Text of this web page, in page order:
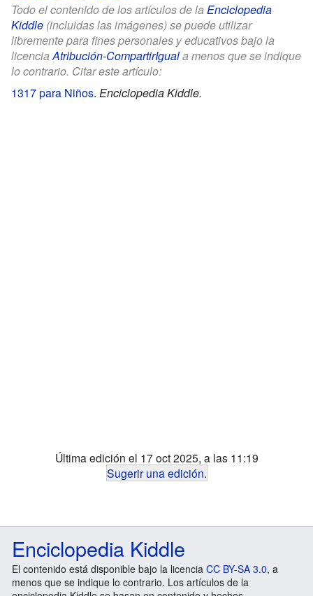
Todo el contenido de los artículos de la Enciclopedia
Kiddle (incluidas las imágenes) se puede utilizar
libremente para fines personales y educativos bajo la
licencia Atribución-CompartirIguala menos que se indique
lo contrario. Citar este artículo:
1317 para Niños. Enciclopedia Kiddle.
Última edición el 17 oct 2025, a las 11:19
Sugerir una edición.
Enciclopedia Kiddle
El contenido está disponible bajo la licencia CC BY-SA 3.0, a
menos que se indique lo contrario. Los artículos de la